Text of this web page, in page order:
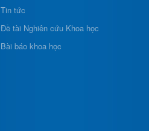
Tin tức
Đề tài Nghiên cứu Khoa học
Bài báo khoa học